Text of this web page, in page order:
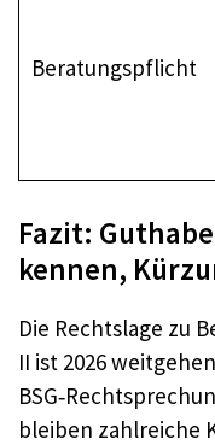
Beratungspflicht
Fazit:
kennen,
Die Rechtslage zu
II ist 2026
bleiben zahlreiche